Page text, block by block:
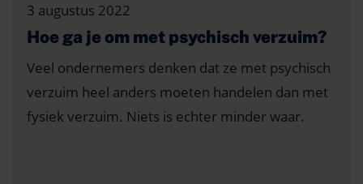
3 augustus 2022
Hoe ga je om met psychisch verzuim?
Veel ondernemers denken dat ze met psychisch
verzuim heel anders moeten handelen dan met
fysiek verzuim. Niets is echter minder waar.